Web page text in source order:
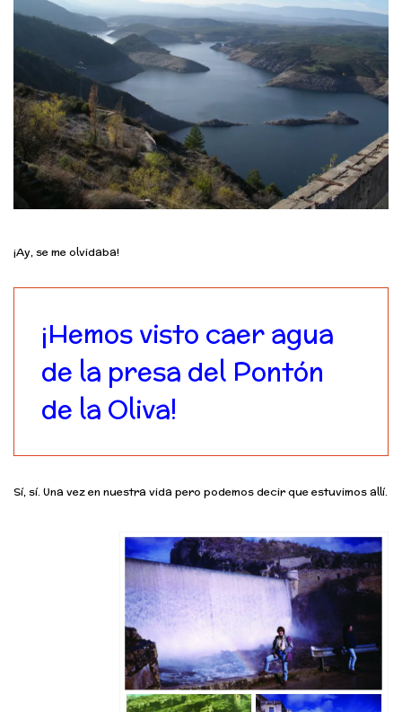
¡Ay, se me olvidaba!
¡Hemos visto caer agua
de la presa del Pontón
de la Oliva!
Sí, sí. Una vez en nuestra vida pero podemos decir que estuvimos allí.